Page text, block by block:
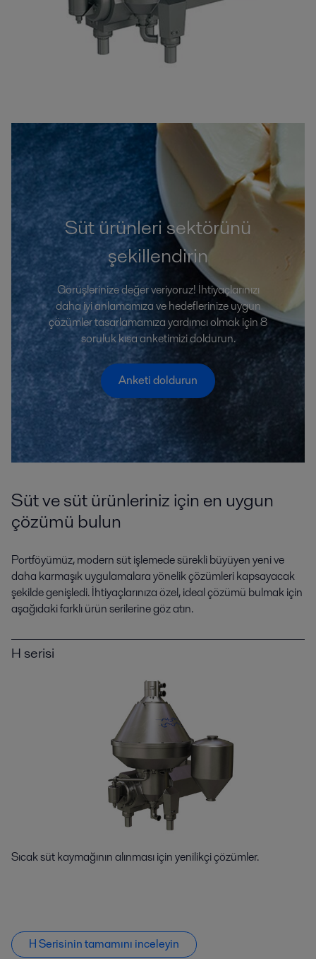
Süt ürünleri sektörünü
şekillendirin
Görüşlerinize değer veriyoruz! İhtiyaçlarınızı
daha iyi anlamamıza ve hedeflerinize uygun
çözümler tasarlamamıza yardımcı olmak için 8
soruluk kısa anketimizi doldurun.
Anketi doldurun
Süt ve süt ürünleriniz için en uygun
çözümü bulun
Portföyümüz, modern süt işlemede sürekli büyüyen yeni ve
daha karmaşık uygulamalara yönelik çözümleri kapsayacak
şekilde genişledi. İhtiyaçlarınıza özel, ideal çözümü bulmak için
aşağıdaki farklı ürün serilerine göz atın.
H serisi
Sıcak süt kaymağının alınması için yenilikçi çözümler.
H Serisinin tamamını inceleyin